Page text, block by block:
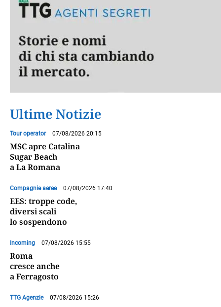
Ultime Notizie
Tour operator 07/08/2026 20:15
MSC apre Catalina
Sugar Beach
a La Romana
Compagnie aeree 07/08/2026 17:40
EES: troppe code,
diversi scali
lo sospendono
Incoming 07/08/2026 15:55
Roma
cresce anche
a Ferragosto
TTG Agenzie 07/08/2026 15:26